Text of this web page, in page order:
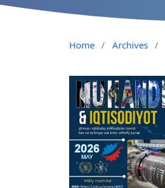
Home / Archives /